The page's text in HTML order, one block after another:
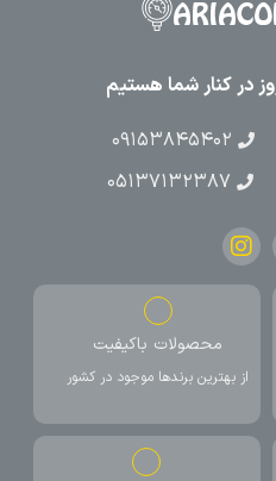
۰۹۱۵۳۸۴۵۴۰۲
۰۵۱۳۷۱۳۲۳۸۷
محصولات باکیفیت
از بهترین برندها موجود در کشور